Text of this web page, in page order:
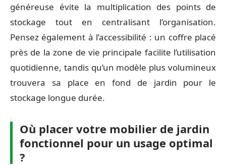
généreuse évite la multiplication des points de
stockage tout en centralisant l’organisation.
Pensez également à l’accessibilité : un coffre placé
près de la zone de vie principale facilite l’utilisation
quotidienne, tandis qu’un modèle plus volumineux
trouvera sa place en fond de jardin pour le
stockage longue durée.
Où placer votre mobilier de jardin
fonctionnel pour un usage optimal
?